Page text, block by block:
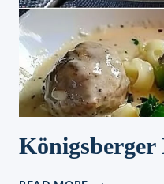
Königsberger